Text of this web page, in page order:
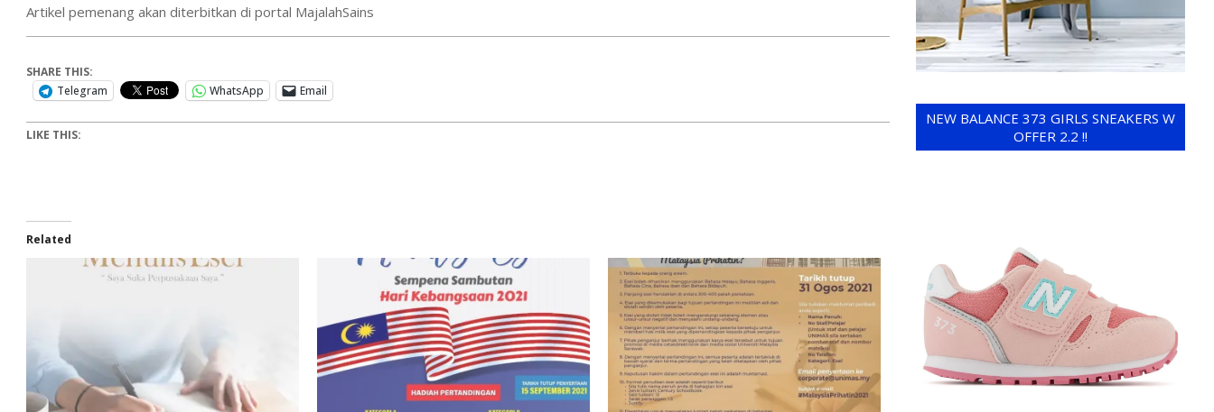
Artikel pemenang akan diterbitkan di portal MajalahSains
SHARE THIS:
Telegram
WhatsApp Email
LIKE THIS:
Related
NEW BALANCE 373 GIRLS SNEAKERS W
OFFER 2.2 !!